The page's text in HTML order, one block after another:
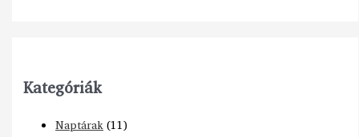
Kategóriák
Naptárak(11)